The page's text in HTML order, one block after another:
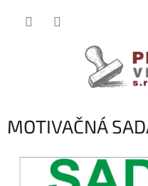
MOTIVAČNÁ